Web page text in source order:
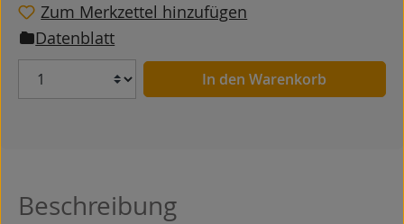
Zum Merkzettel hinzufügen
Datenblatt
Anzahl In den Warenkorb
Beschreibung